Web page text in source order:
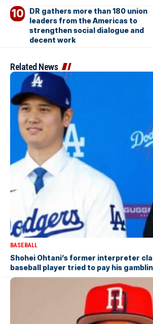
DR gathers more than 180 union
leaders from the Americas to
strengthen social dialogue and
decent work
Related News
BASEBALL
Shohei Ohtani’s former interpreter
baseball player tried to pay his